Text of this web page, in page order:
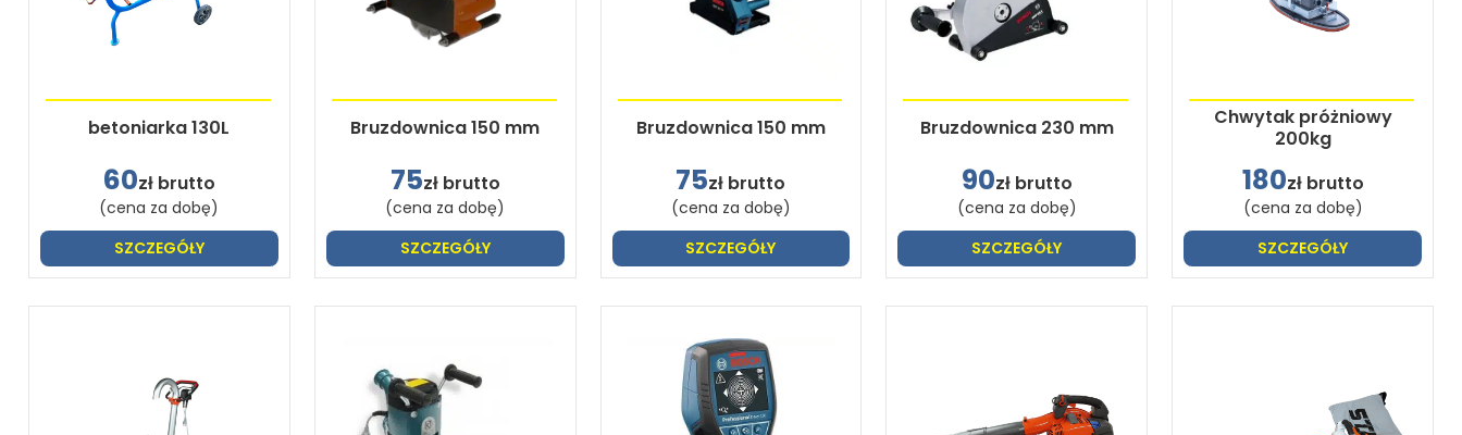
betoniarka 130L
60zł brutto
(cena za dobę)
SZCZEGÓŁY
Bruzdownica 150 mm
75zł brutto
(cena za dobę)
SZCZEGÓŁY
Bruzdownica 150 mm
75zł brutto
(cena za dobę)
SZCZEGÓŁY
Bruzdownica 230 mm
90zł brutto
(cena za dobę)
SZCZEGÓŁY
Chwytak próżniowy
200kg
180zł brutto
(cena za dobę)
SZCZEGÓŁY